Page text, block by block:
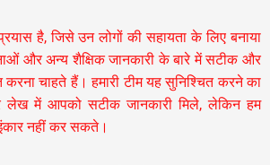
है, जिसे उन लोगों की सहायता के लिए बनाया
और अन्य शैक्षिक जानकारी के बारे में सटीक और
करना चाहते हैं। हमारी टीम यह सुनिश्चित करने का
लेख में आपको सटीक जानकारी मिले, लेकिन हम
नहीं कर सकते।